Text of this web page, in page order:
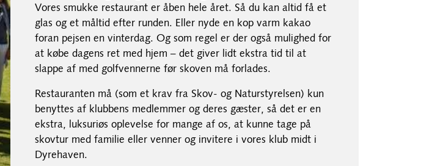
Vores smukke restaurant er åben hele året. Så du kan altid få et
glas og et måltid efter runden. Eller nyde en kop varm kakao
foran pejsen en vinterdag. Og som regel er der også mulighed for
at købe dagens ret med hjem – det giver lidt ekstra tid til at
slappe af med golfvennerne før skoven må forlades.
Restauranten må (som et krav fra Skov- og Naturstyrelsen) kun
benyttes af klubbens medlemmer og deres gæster, så det er en
ekstra, luksuriøs oplevelse for mange af os, at kunne tage på
skovtur med familie eller venner og invitere i vores klub midt i
Dyrehaven.